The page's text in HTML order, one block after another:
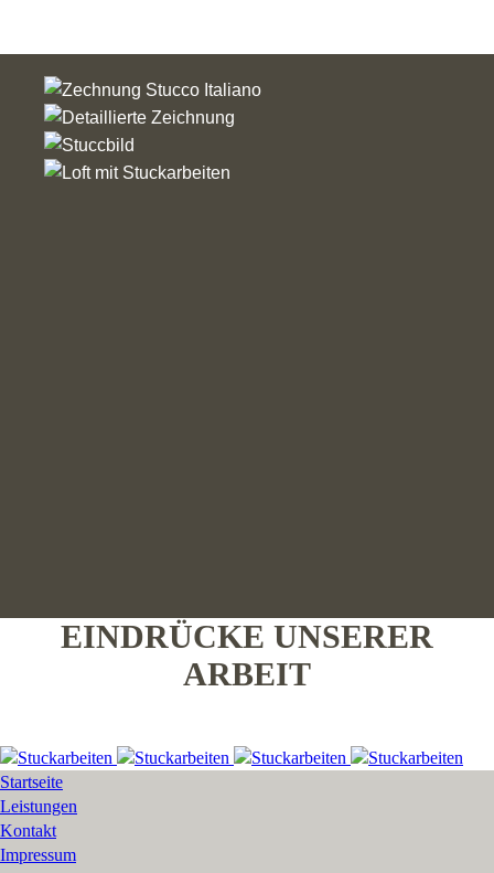
EINDRÜCKE UNSERER
ARBEIT
Startseite
Leistungen
Kontakt
Impressum